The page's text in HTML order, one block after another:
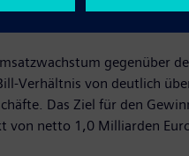
gegenüber
Verhältnis von deutlich
Das Ziel für den
netto 1,0 Milliarden